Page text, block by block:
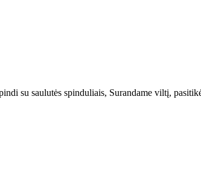
su saulutės spinduliais, Surandame viltį,